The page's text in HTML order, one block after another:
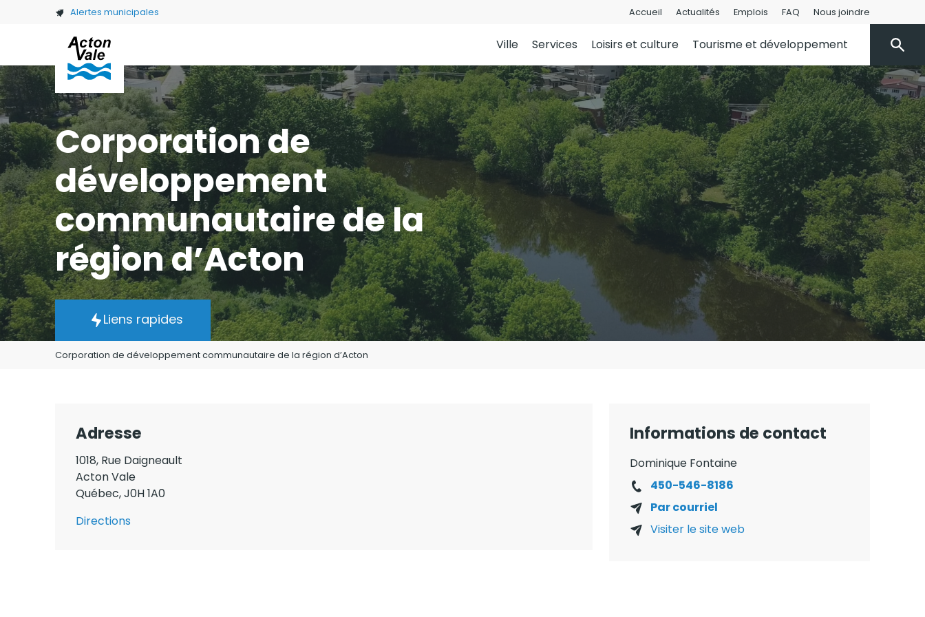
Skip to main contentAlertes municipales Accueil Actualités Emplois FAQ Nous joindre
Ville Services Loisirs et culture Tourisme et développement
Corporation de
développement
communautaire de la
région d’Acton
Liens rapides
Corporation de développement communautaire de la région d’Acton
Adresse
1018, Rue Daigneault
Acton Vale
Québec,J0H 1A0
Directions
Informations de contact
Dominique Fontaine
450-546-8186
Par courriel
Visiter le site web